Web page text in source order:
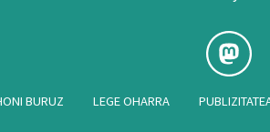
BURUZ LEGE OHARRA